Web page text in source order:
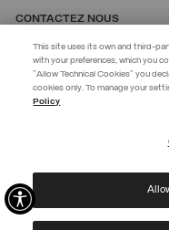
EXTRA 10%
Utilisez le code EXTRA10
J’ai pris connaissance de votre
mes données personnelles aux
CONTACTEZ NOUS
CUSTOMER CARE
© 2026 Manifattura Mario
PRIVACY POLICY|COOKIE
This site uses its own and third-
with your preferences, which you
"Allow Technical Cookies" you
cookies only. To manage your
Policy